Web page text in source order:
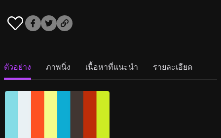
ตัวอย่าง ภาพนิ่ง เนื้อหาที่แนะนำ รายละเอียด